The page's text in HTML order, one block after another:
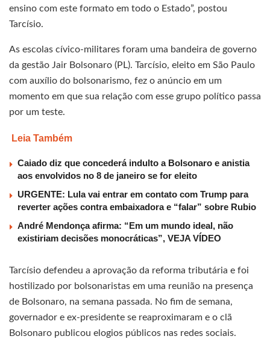
ensino com este formato em todo o Estado”, postou
Tarcísio.
As escolas cívico-militares foram uma bandeira de governo
da gestão Jair Bolsonaro (PL). Tarcísio, eleito em São Paulo
com auxílio do bolsonarismo, fez o anúncio em um
momento em que sua relação com esse grupo político passa
por um teste.
Leia Também
Caiado diz que concederá indulto a Bolsonaro e anistia
aos envolvidos no 8 de janeiro se for eleito
URGENTE: Lula vai entrar em contato com Trump para
reverter ações contra embaixadora e “falar” sobre Rubio
André Mendonça afirma: “Em um mundo ideal, não
existiriam decisões monocráticas”, VEJA VÍDEO
Tarcísio defendeu a aprovação da reforma tributária e foi
hostilizado por bolsonaristas em uma reunião na presença
de Bolsonaro, na semana passada. No fim de semana,
governador e ex-presidente se reaproximaram e o clã
Bolsonaro publicou elogios públicos nas redes sociais.